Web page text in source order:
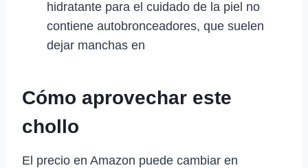
hidratante para el cuidado de la piel no
contiene autobronceadores, que suelen
dejar manchas en
Cómo aprovechar este
chollo
El precio en Amazon puede cambiar en